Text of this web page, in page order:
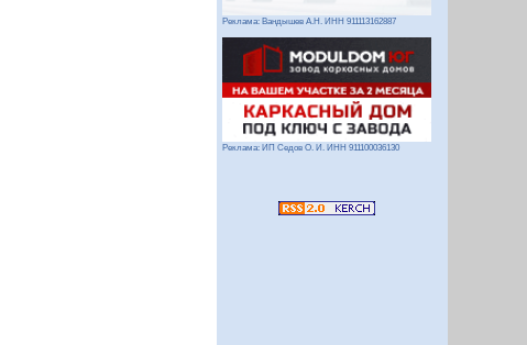
Реклама: Вандышев А.Н. ИНН 911113162887
Реклама: ИП Седов О. И. ИНН 911100036130